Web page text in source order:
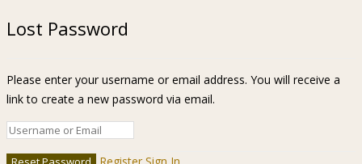
Lost Password
Please enter your username or email address. You will receive a
link to create a new password via email.
Register Sign In